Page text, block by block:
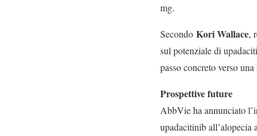
mg.
Secondo Kori Wallace,
sul potenziale di
passo concreto verso
Prospettive future
AbbVie ha annunciato
upadacitinib all’alopecia